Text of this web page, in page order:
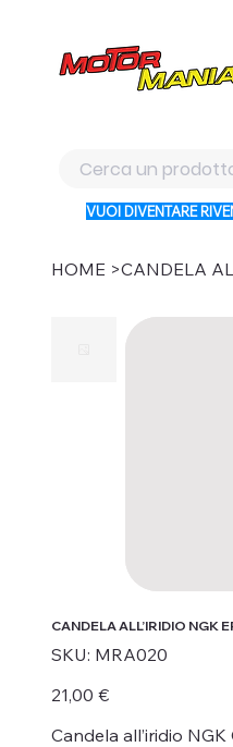
VUOI DIVENTARE
HOME >CANDELA
CANDELA ALL’IRIDIO NGK
SKU: SKU
MRA020
MRA020
Prezzo
21,00 €
Candela all’iridio